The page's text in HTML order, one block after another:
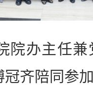
办主任兼
齐陪同参